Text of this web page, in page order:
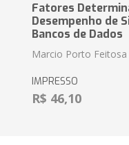
Fatores
Desempenho de
Bancos de Dados
Marcio Porto Feitosa
IMPRESSO
R$ 46,10